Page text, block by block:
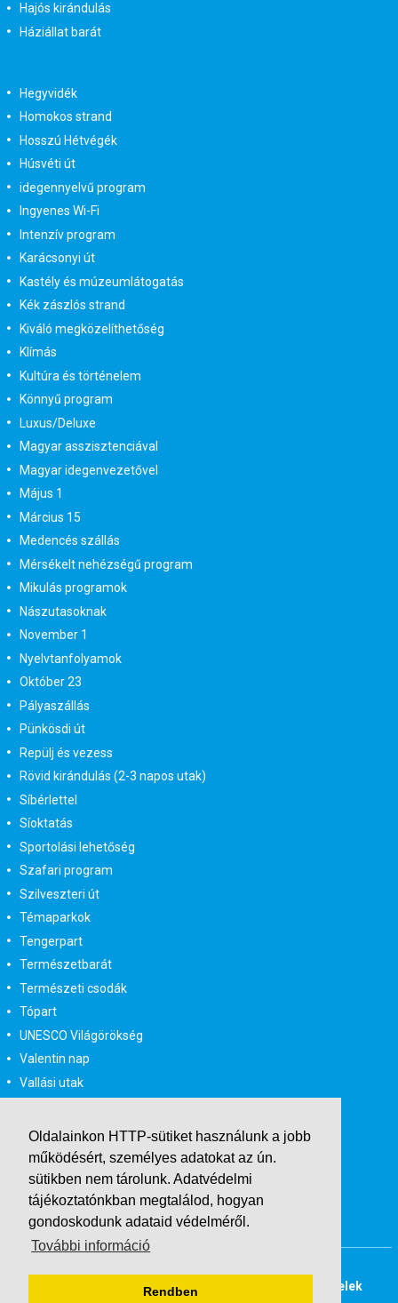
Oldalainkon HTTP-sütiket használunk a jobb
működésért, személyes adatokat az ún.
sütikben nem tárolunk. Adatvédelmi
tájékoztatónkban megtalálod, hogyan
gondoskodunk adataid védelméről.
További információ
Rendben
Hajós kirándulás
Háziállat barát
Hegyvidék
Homokos strand
Hosszú Hétvégék
Húsvéti út
idegennyelvű program
Ingyenes Wi-Fi
Intenzív program
Karácsonyi út
Kastély és múzeumlátogatás
Kék zászlós strand
Kiváló megközelíthetőség
Klímás
Kultúra és történelem
Könnyű program
Luxus/Deluxe
Magyar asszisztenciával
Magyar idegenvezetővel
Május 1
Március 15
Medencés szállás
Mérsékelt nehézségű program
Mikulás programok
Nászutasoknak
November 1
Nyelvtanfolyamok
Október 23
Pályaszállás
Pünkösdi út
Repülj és vezess
Rövid kirándulás (2-3 napos utak)
Síbérlettel
Síoktatás
Sportolási lehetőség
Szafari program
Szilveszteri út
Témaparkok
Tengerpart
Természetbarát
Természeti csodák
Tópart
UNESCO Világörökség
Valentin nap
Vallási utak
Városlátogatás egyénileg
Velencei karnevál
Vidéki felszállással
Wellness
Zene tematika
Adatvédelmi tájékoztató
Általános Szerződési Feltételek